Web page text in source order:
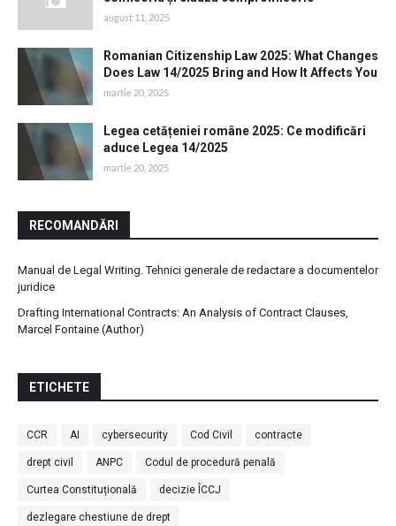
august 11, 2025
Romanian Citizenship Law 2025: What Changes
Does Law 14/2025 Bring and How It Affects You
martie 20, 2025
Legea cetățeniei române 2025: Ce modificări
aduce Legea 14/2025
martie 20, 2025
RECOMANDĂRI
Manual de Legal Writing. Tehnici generale de redactare a documentelor
juridice
Drafting International Contracts: An Analysis of Contract Clauses,
Marcel Fontaine (Author)
ETICHETE
CCR AI cybersecurity Cod Civil contracte
drept civil ANPC Codul de procedură penală
Curtea Constituțională decizie ÎCCJ
dezlegare chestiune de drept